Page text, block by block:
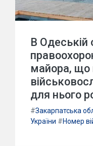
В Одеській
майора, що
для нього
#Закарпатська
України #Номер